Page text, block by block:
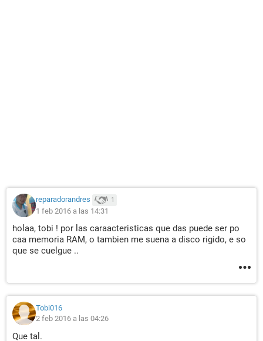
reparadorandres 1
1 feb 2016 a las 14:31
holaa, tobi ! por las caraacteristicas que das puede ser po
caa memoria RAM, o tambien me suena a disco rigido, e so
que se cuelgue ..
Tobi016
2 feb 2016 a las 04:26
Que tal.